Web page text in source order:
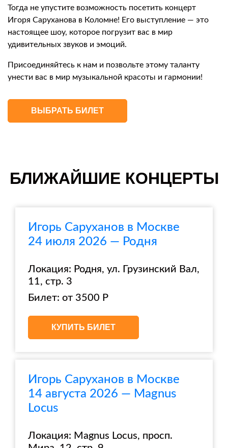
Тогда не упустите возможность посетить концерт
Игоря Саруханова в Коломне! Его выступление — это
настоящее шоу, которое погрузит вас в мир
удивительных звуков и эмоций.
Присоединяйтесь к нам и позвольте этому таланту
унести вас в мир музыкальной красоты и гармонии!
ВЫБРАТЬ БИЛЕТ
БЛИЖАЙШИЕ КОНЦЕРТЫ
Игорь Саруханов в Москве
24 июля 2026 — Родня
Локация: Родня, ул. Грузинский Вал,
11, стр. 3
Билет: от 3500 Р
КУПИТЬ БИЛЕТ
Игорь Саруханов в Москве
14 августа 2026 — Magnus
Locus
Локация: Magnus Locus, просп.